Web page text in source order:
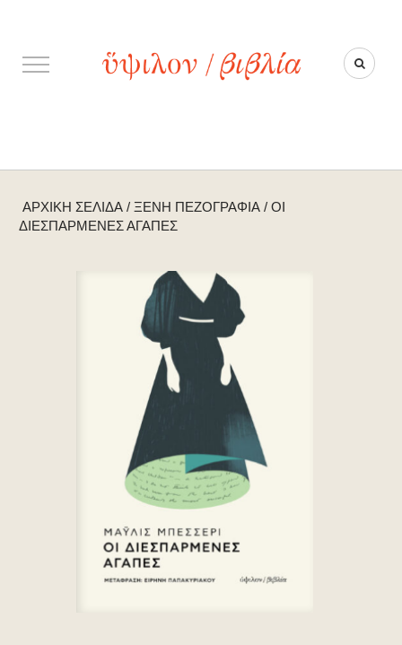
ΑΡΧΙΚΉ ΣΕΛΊΔΑ / ΞΈΝΗ ΠΕΖΟΓΡΑΦΊΑ / ΟΙ
ΔΙΕΣΠΑΡΜΈΝΕΣ ΑΓΆΠΕΣ